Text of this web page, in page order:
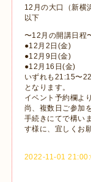
12月の大口（新横
以下
〜12月の開講日程
●12月2日(金)
●12月9日(金)
●12月16日(金)
いずれも21:15〜
となります。
イベント予約欄よ
尚、複数日ご参加
手続きにてで構い
す様に、宜しくお
2022-11-01